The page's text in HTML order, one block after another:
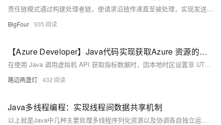
责任链模式通过构建处理者链，使请求沿链传递直至被处理，实现发送者与接收者的解耦。适用于审批流程、日志处理等多级处理场景，提升系统灵活性与可扩展性。
BigFour 935
【Azure Developer】Java代码实现获取Azure 资源的指标数据却报错 "invalid time interval input"
在使用 Java 调用虚拟机 API 获取指标数据时，因本地时区设置非 UTC，导致时间格式解析错误。解决方法是在代码中手动指定时区为 UTC，使用 `ZoneOffset.ofHours(0)` 并结合 `withOffsetSameInstant` 方法进行时区转换，从而避免因时区差异引发的时间格式问题。
路边两盏灯 432
Java多线程编程：实现线程间数据共享机制
以上就是Java中几种主要处理多线程序列化资源以及协调各自独立运行但需相互配合以完成任务threads 的技术手段与策略。正确应用上述技术将大大增强你程序稳定性与效率同时也降低bug出现率因此深刻理解每项技术背后理论至关重要.